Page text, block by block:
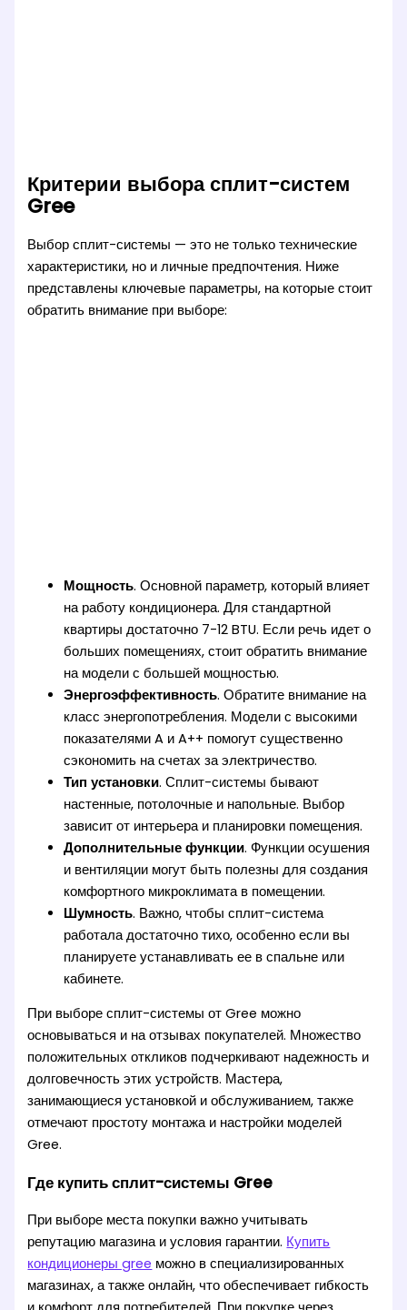
Критерии выбора сплит-систем
Gree
Выбор сплит-системы — это не только технические
характеристики, но и личные предпочтения. Ниже
представлены ключевые параметры, на которые стоит
обратить внимание при выборе:
Мощность. Основной параметр, который влияет
на работу кондиционера. Для стандартной
квартиры достаточно 7-12 BTU. Если речь идет о
больших помещениях, стоит обратить внимание
на модели с большей мощностью.
Энергоэффективность. Обратите внимание на
класс энергопотребления. Модели с высокими
показателями A и A++ помогут существенно
сэкономить на счетах за электричество.
Тип установки. Сплит-системы бывают
настенные, потолочные и напольные. Выбор
зависит от интерьера и планировки помещения.
Дополнительные функции. Функции осушения
и вентиляции могут быть полезны для создания
комфортного микроклимата в помещении.
Шумность. Важно, чтобы сплит-система
работала достаточно тихо, особенно если вы
планируете устанавливать ее в спальне или
кабинете.
При выборе сплит-системы от Gree можно
основываться и на отзывах покупателей. Множество
положительных откликов подчеркивают надежность и
долговечность этих устройств. Мастера,
занимающиеся установкой и обслуживанием, также
отмечают простоту монтажа и настройки моделей
Gree.
Где купить сплит-системы Gree
При выборе места покупки важно учитывать
репутацию магазина и условия гарантии. Купить
кондиционеры gree можно в специализированных
магазинах, а также онлайн, что обеспечивает гибкость